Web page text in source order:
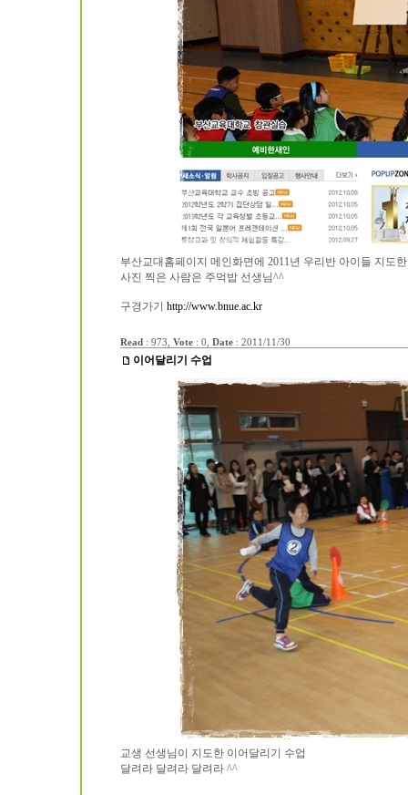
부산교대홈페이지 메인화면에 2011년 우리반 아이들 지도
사진 찍은 사람은 주먹밥 선생님^^
구경가기 http://www.bnue.ac.kr
Read : 973, Vote: 0, Date: 2011/11/30
이어달리기 수업
교생 선생님이 지도한 이어달리기 수업
달려라 달려라 달려라 ^^